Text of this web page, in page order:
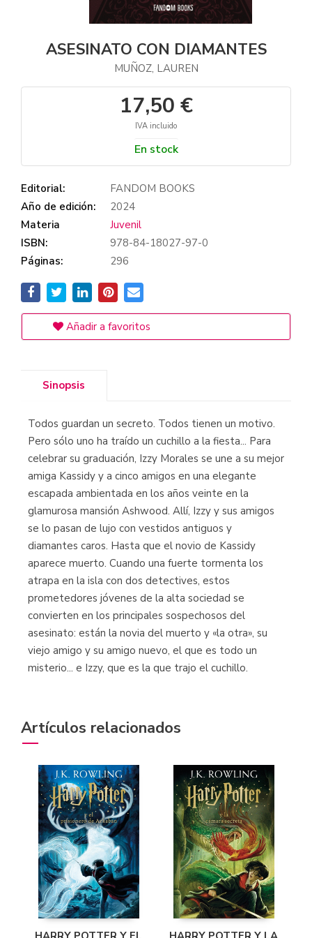
ASESINATO CON DIAMANTES
MUÑOZ, LAUREN
17,50 €
IVA incluido
En stock
Editorial:
FANDOM BOOKS
Año de edición:
2024
Materia
Juvenil
ISBN:
978-84-18027-97-0
Páginas:
296
Añadir a favoritos
Sinopsis
Todos guardan un secreto. Todos tienen un motivo.
Pero sólo uno ha traído un cuchillo a la fiesta... Para
celebrar su graduación, Izzy Morales se une a su mejor
amiga Kassidy y a cinco amigos en una elegante
escapada ambientada en los años veinte en la
glamurosa mansión Ashwood. Allí, Izzy y sus amigos
se lo pasan de lujo con vestidos antiguos y
diamantes caros. Hasta que el novio de Kassidy
aparece muerto. Cuando una fuerte tormenta los
atrapa en la isla con dos detectives, estos
prometedores jóvenes de la alta sociedad se
convierten en los principales sospechosos del
asesinato: están la novia del muerto y «la otra», su
viejo amigo y su amigo nuevo, el que es todo un
misterio... e Izzy, que es la que trajo el cuchillo.
Artículos relacionados